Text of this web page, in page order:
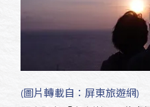
(圖片轉載自：屏東旅遊網)